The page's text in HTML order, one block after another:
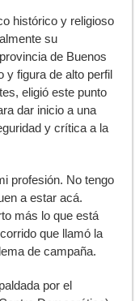
histórico y religioso
su
de Buenos
y figura de alto perfil
eligió este punto
dar inicio a una
y crítica a la
profesión. No tengo
a estar acá.
más lo que está
que llamó la
de campaña.
por el